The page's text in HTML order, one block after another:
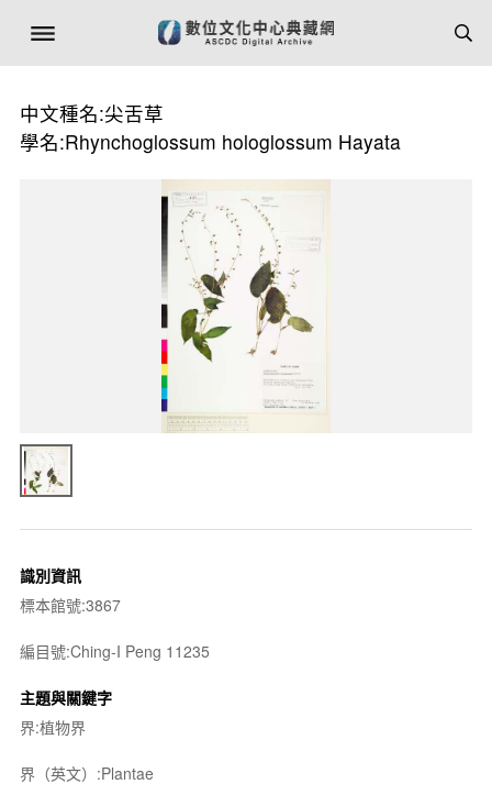
中文種名:尖舌草
學名:Rhynchoglossum hologlossum Hayata
識別資訊
標本館號:3867
編目號:Ching-I Peng 11235
主題與關鍵字
界:植物界
界（英文）:Plantae